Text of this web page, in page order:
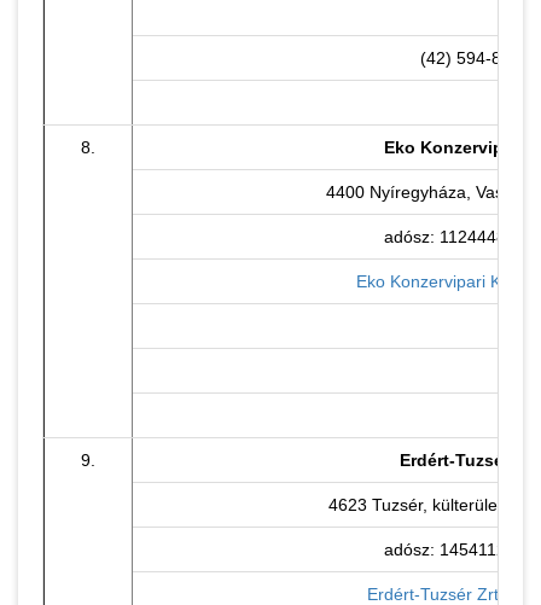
(42) 594-800
8. Eko Konzervipari
4400 Nyíregyháza,
adósz: 11244486-2-
Eko Konzervipari Kft.
9. Erdért-Tuzsér Zrt.
4623 Tuzsér, külterület
adósz: 14541122-2-
Erdért-Tuzsér Zrt.